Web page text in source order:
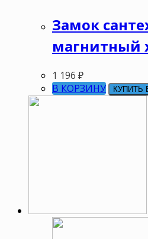
Замок
магнитный
1 196 ₽
В КОРЗИНУ
КУПИТЬ